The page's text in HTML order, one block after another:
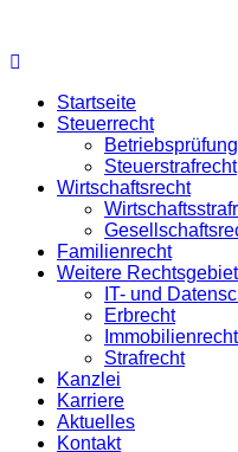
Startseite
Steuerrecht
Betriebsprüfung
Steuerstrafrecht
Wirtschaftsrecht
Familienrecht
Weitere
IT- und
Erbrecht
Immobilienrecht
Strafrecht
Kanzlei
Karriere
Aktuelles
Kontakt